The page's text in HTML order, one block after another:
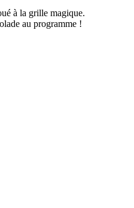
à la grille magique.
au programme !